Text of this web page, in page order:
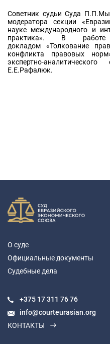
Советник судьи Суда
модератора секции
науке международного и
практика». В
докладом «Толкование
конфликта правовых
экспертно-
Е.Е.Рафалюк.
О суде
Официальные документы
Судебные дела
+375 17311 76 76
info@courteurasian.org
КОНТАКТЫ